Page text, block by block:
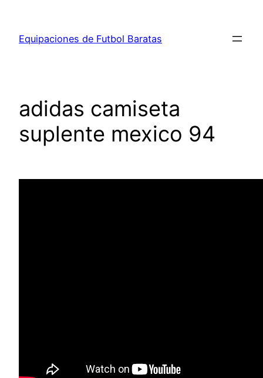
contenido
Equipaciones de Futbol Baratas
adidas camiseta
suplente mexico 94